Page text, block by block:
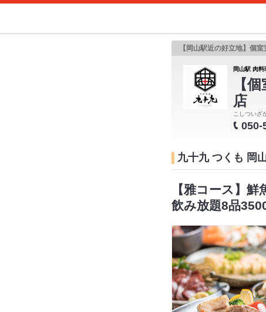
【岡山駅近の好立地】個室
岡山駅 肉
【
店
こしつい
050-
九十九 つくも 岡
【雅コース】
飲み放題8品